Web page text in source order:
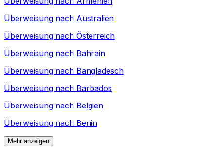
Überweisung nach Australien
Überweisung nach Österreich
Überweisung nach Bahrain
Überweisung nach Bangladesch
Überweisung nach Barbados
Überweisung nach Belgien
Überweisung nach Benin
Mehr anzeigen